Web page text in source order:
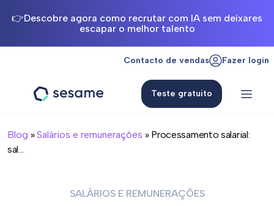
👉Descobre agora como recrutar com IA sem deixares
escapar o melhor talento
Contacto de vendas Fazer login
Teste gratuito
Blog »Salários e remunerações » Processamento salarial:
sal...
SALÁRIOS E REMUNERAÇÕES